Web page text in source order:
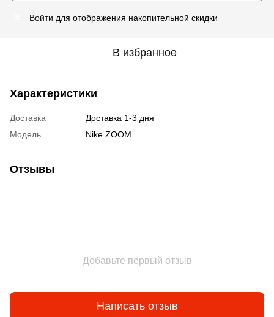
Войти для отображения накопительной скидки
В избранное
Характеристики
Доставка
Доставка 1-3 дня
Модель
Nike ZOOM
Отзывы
Добавьте первый отзыв
Написать отзыв